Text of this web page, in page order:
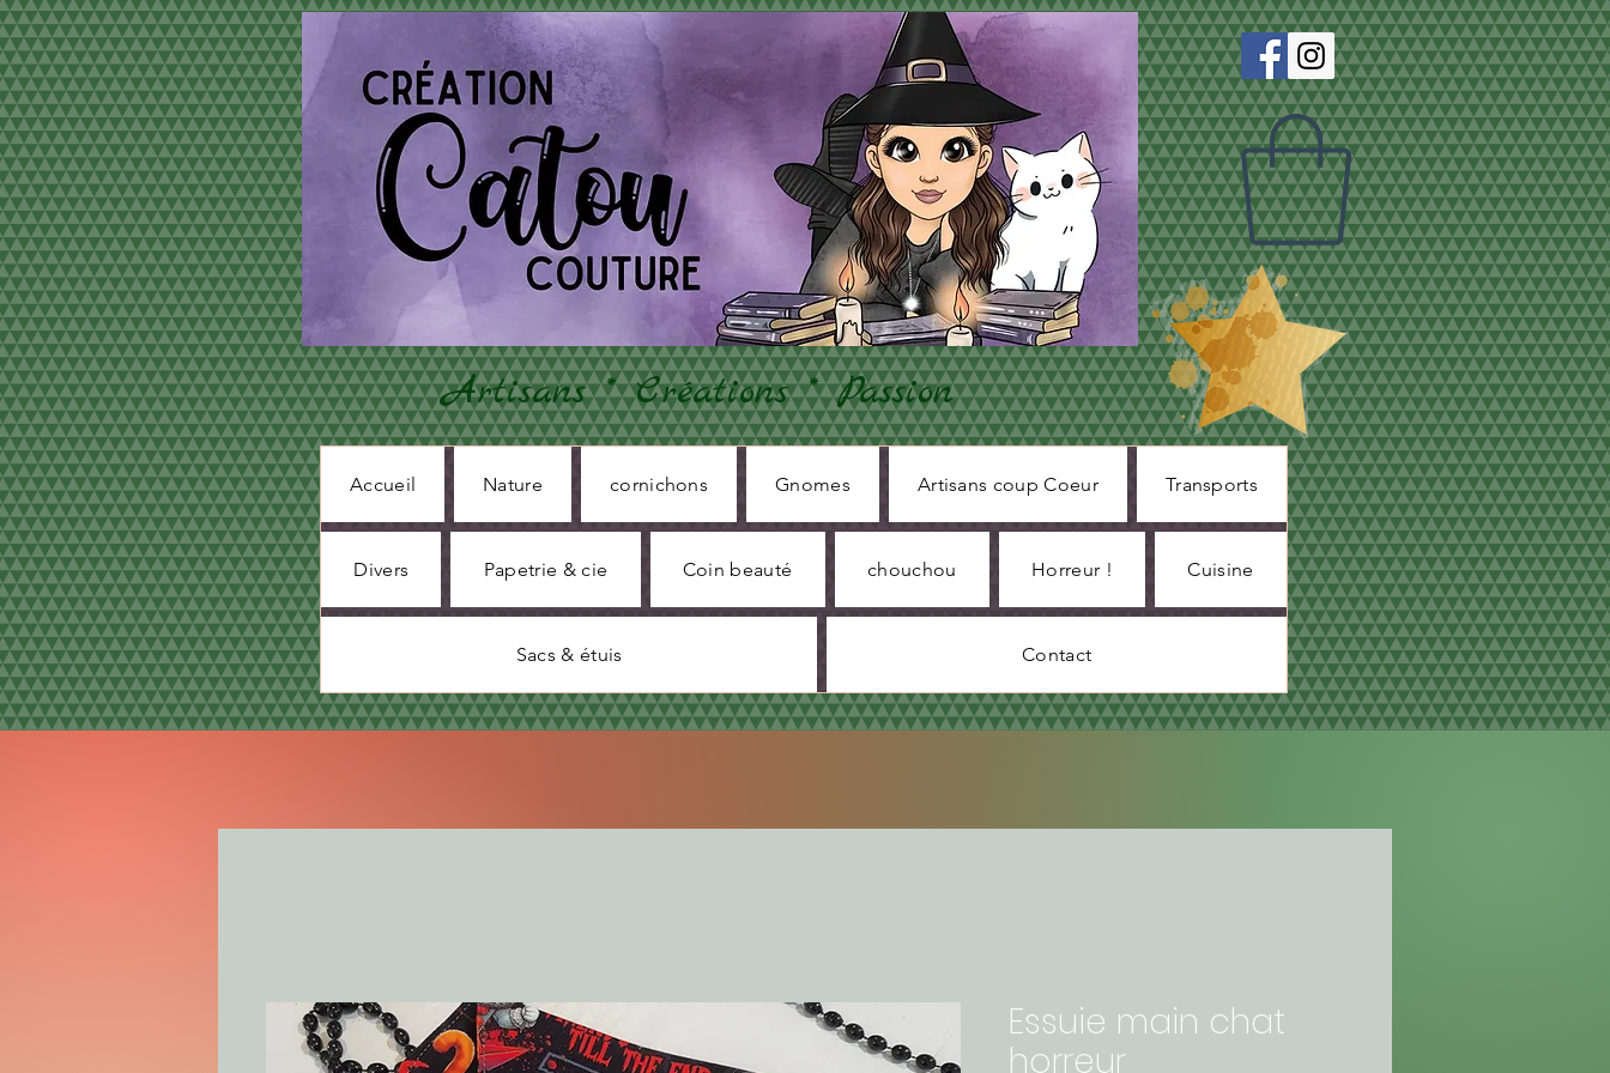
Artisans * Créations * Passion
Accueil Nature cornichons Gnomes Artisans coup Coeur Transports
Divers Papetrie & cie Coin beauté chouchou Horreur ! Cuisine
Sacs & étuis Contact
Essuie main chat
horreur